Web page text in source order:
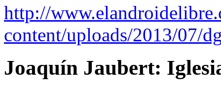
http://
content/uploads/2013/07/
Joaquín Jaubert: